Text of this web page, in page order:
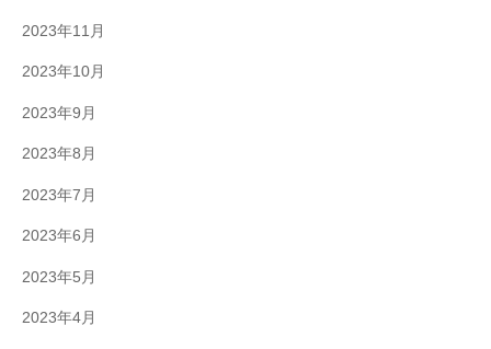
2023年11月
2023年10月
2023年9月
2023年8月
2023年7月
2023年6月
2023年5月
2023年4月